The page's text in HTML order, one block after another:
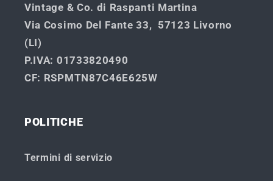
Vintage & Co. di Raspanti Martina
Via Cosimo Del Fante 33, 57123 Livorno
(LI)
P.IVA: 01733820490
CF: RSPMTN87C46E625W
POLITICHE
Termini di servizio